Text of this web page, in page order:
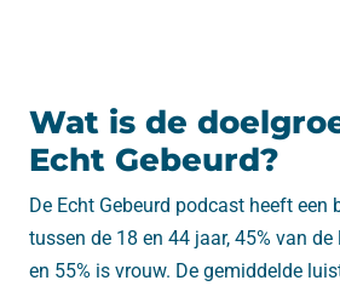
Wat is de
Echt Gebeurd?
De Echt Gebeurd podcast heeft een
tussen de 18 en 44 jaar, 45% van
en 55% is vrouw. De gemiddelde